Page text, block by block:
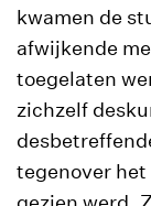
kwamen de
afwijkende
toegelaten
zichzelf
tegenover